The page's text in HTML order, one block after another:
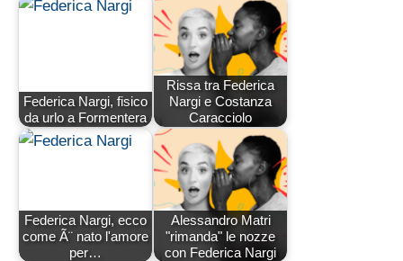
Federica Nargi, fisico
da urlo a Formentera
Rissa tra Federica
Nargi e Costanza
Caracciolo
Federica Nargi, ecco
come Ã¨ nato l'amore
per…
Alessandro Matri
"rimanda" le nozze
con Federica Nargi